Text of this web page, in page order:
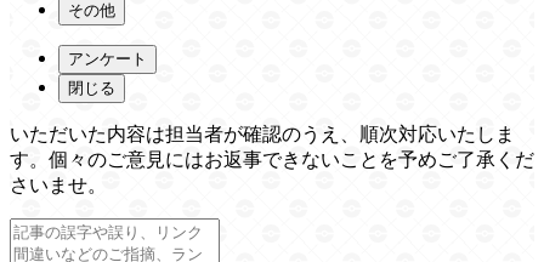
その他
アンケート
閉じる
いただいた内容は担当者が確認のうえ、順次対応いたしま
す。個々のご意見にはお返事できないことを予めご了承くだ
さいませ。